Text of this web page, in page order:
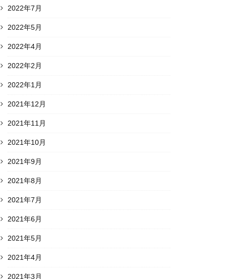
2022年7月
2022年5月
2022年4月
2022年2月
2022年1月
2021年12月
2021年11月
2021年10月
2021年9月
2021年8月
2021年7月
2021年6月
2021年5月
2021年4月
2021年3月